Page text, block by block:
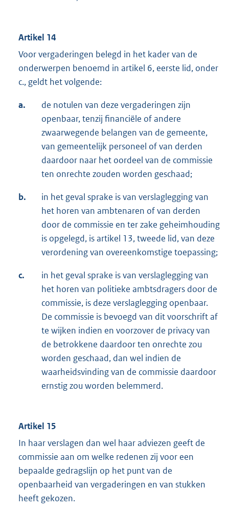
Artikel 14
Voor vergaderingen belegd in het kader van de
onderwerpen benoemd in artikel 6, eerste lid, onder
c., geldt het volgende:
a.
de notulen van deze vergaderingen zijn
openbaar, tenzij financiële of andere
zwaarwegende belangen van de gemeente,
van gemeentelijk personeel of van derden
daardoor naar het oordeel van de commissie
ten onrechte zouden worden geschaad;
b.
in het geval sprake is van verslaglegging van
het horen van ambtenaren of van derden
door de commissie en ter zake geheimhouding
is opgelegd, is artikel 13, tweede lid, van deze
verordening van overeenkomstige toepassing;
c.
in het geval sprake is van verslaglegging van
het horen van politieke ambtsdragers door de
commissie, is deze verslaglegging openbaar.
De commissie is bevoegd van dit voorschrift af
te wijken indien en voorzover de privacy van
de betrokkene daardoor ten onrechte zou
worden geschaad, dan wel indien de
waarheidsvinding van de commissie daardoor
ernstig zou worden belemmerd.
Artikel 15
In haar verslagen dan wel haar adviezen geeft de
commissie aan om welke redenen zij voor een
bepaalde gedragslijn op het punt van de
openbaarheid van vergaderingen en van stukken
heeft gekozen.